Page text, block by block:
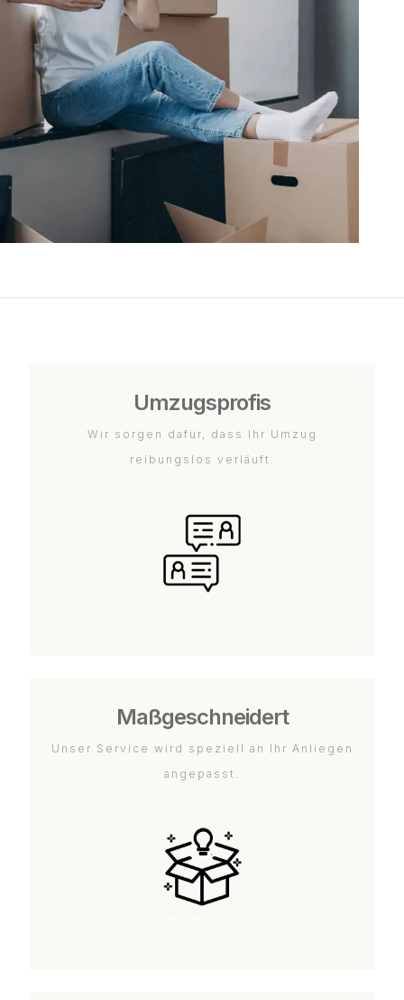
Umzugsprofis
Wir sorgen dafür, dass Ihr Umzug
reibungslos verläuft.
Maßgeschneidert
Unser Service wird speziell an Ihr Anliegen
angepasst.